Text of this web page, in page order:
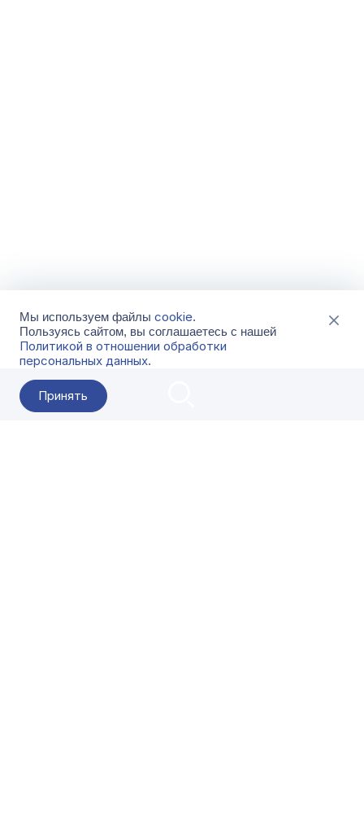
Мы используем файлы cookie.
Пользуясь сайтом, вы соглашаетесь с нашей
Политикой в отношении обработки
персональных данных.
Принять